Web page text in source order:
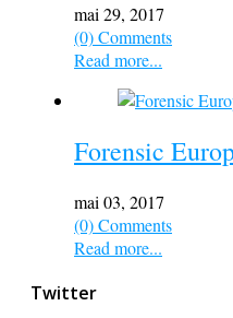
mai 29, 2017
(0) Comments
Read more...
Forensic
mai 03, 2017
(0) Comments
Read more...
Twitter